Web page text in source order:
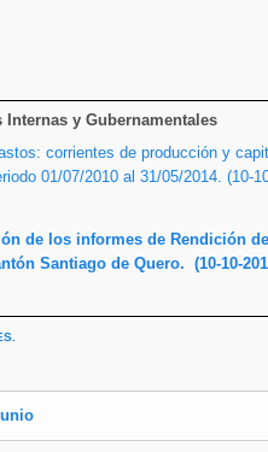
y Gubernamentales
corrientes de producción y
01/07/2010 al 31/05/2014. (10-
de los informes de Rendición
Santiago de Quero. (10-10-